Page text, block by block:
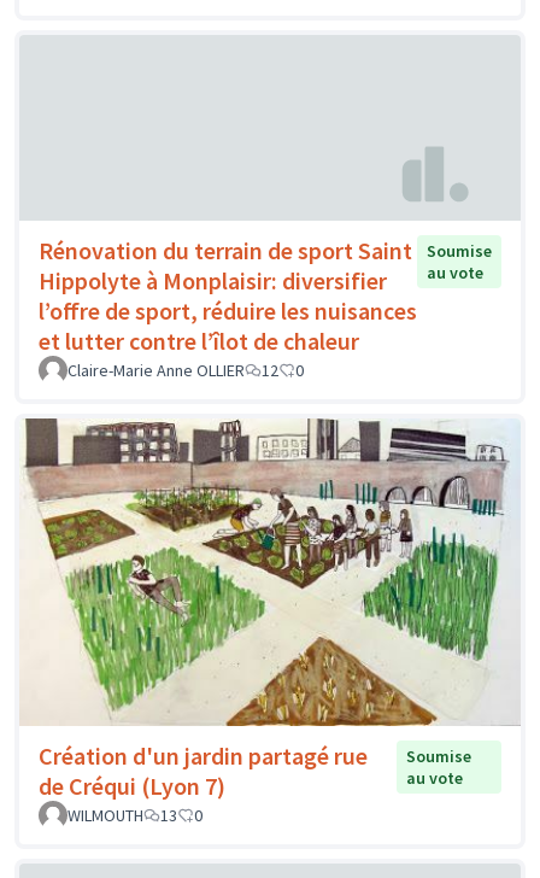
Rénovation du terrain de sport Saint
Hippolyte à Monplaisir: diversifier
l’offre de sport, réduire les nuisances
et lutter contre l’îlot de chaleur
Soumise
au vote
Claire-Marie Anne OLLIER 12 0
Création d'un jardin partagé rue
de Créqui (Lyon 7)
Soumise
au vote
WILMOUTH
13 0